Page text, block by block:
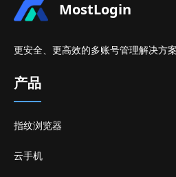
MostLogin
更安全、更高效的多账号管理解决方案
产品
指纹浏览器
云手机